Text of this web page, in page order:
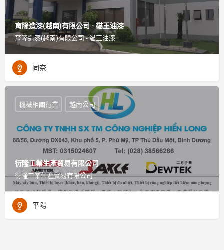
育隆造漆(越南)有限公司 - 貓王油漆
育隆造漆(越南)有限公司 - 貓王油漆
同奈
衍隆工業生產貿易有限公司
衍隆工業生產貿易有限公司
機械相關行業 越南公司
平陽